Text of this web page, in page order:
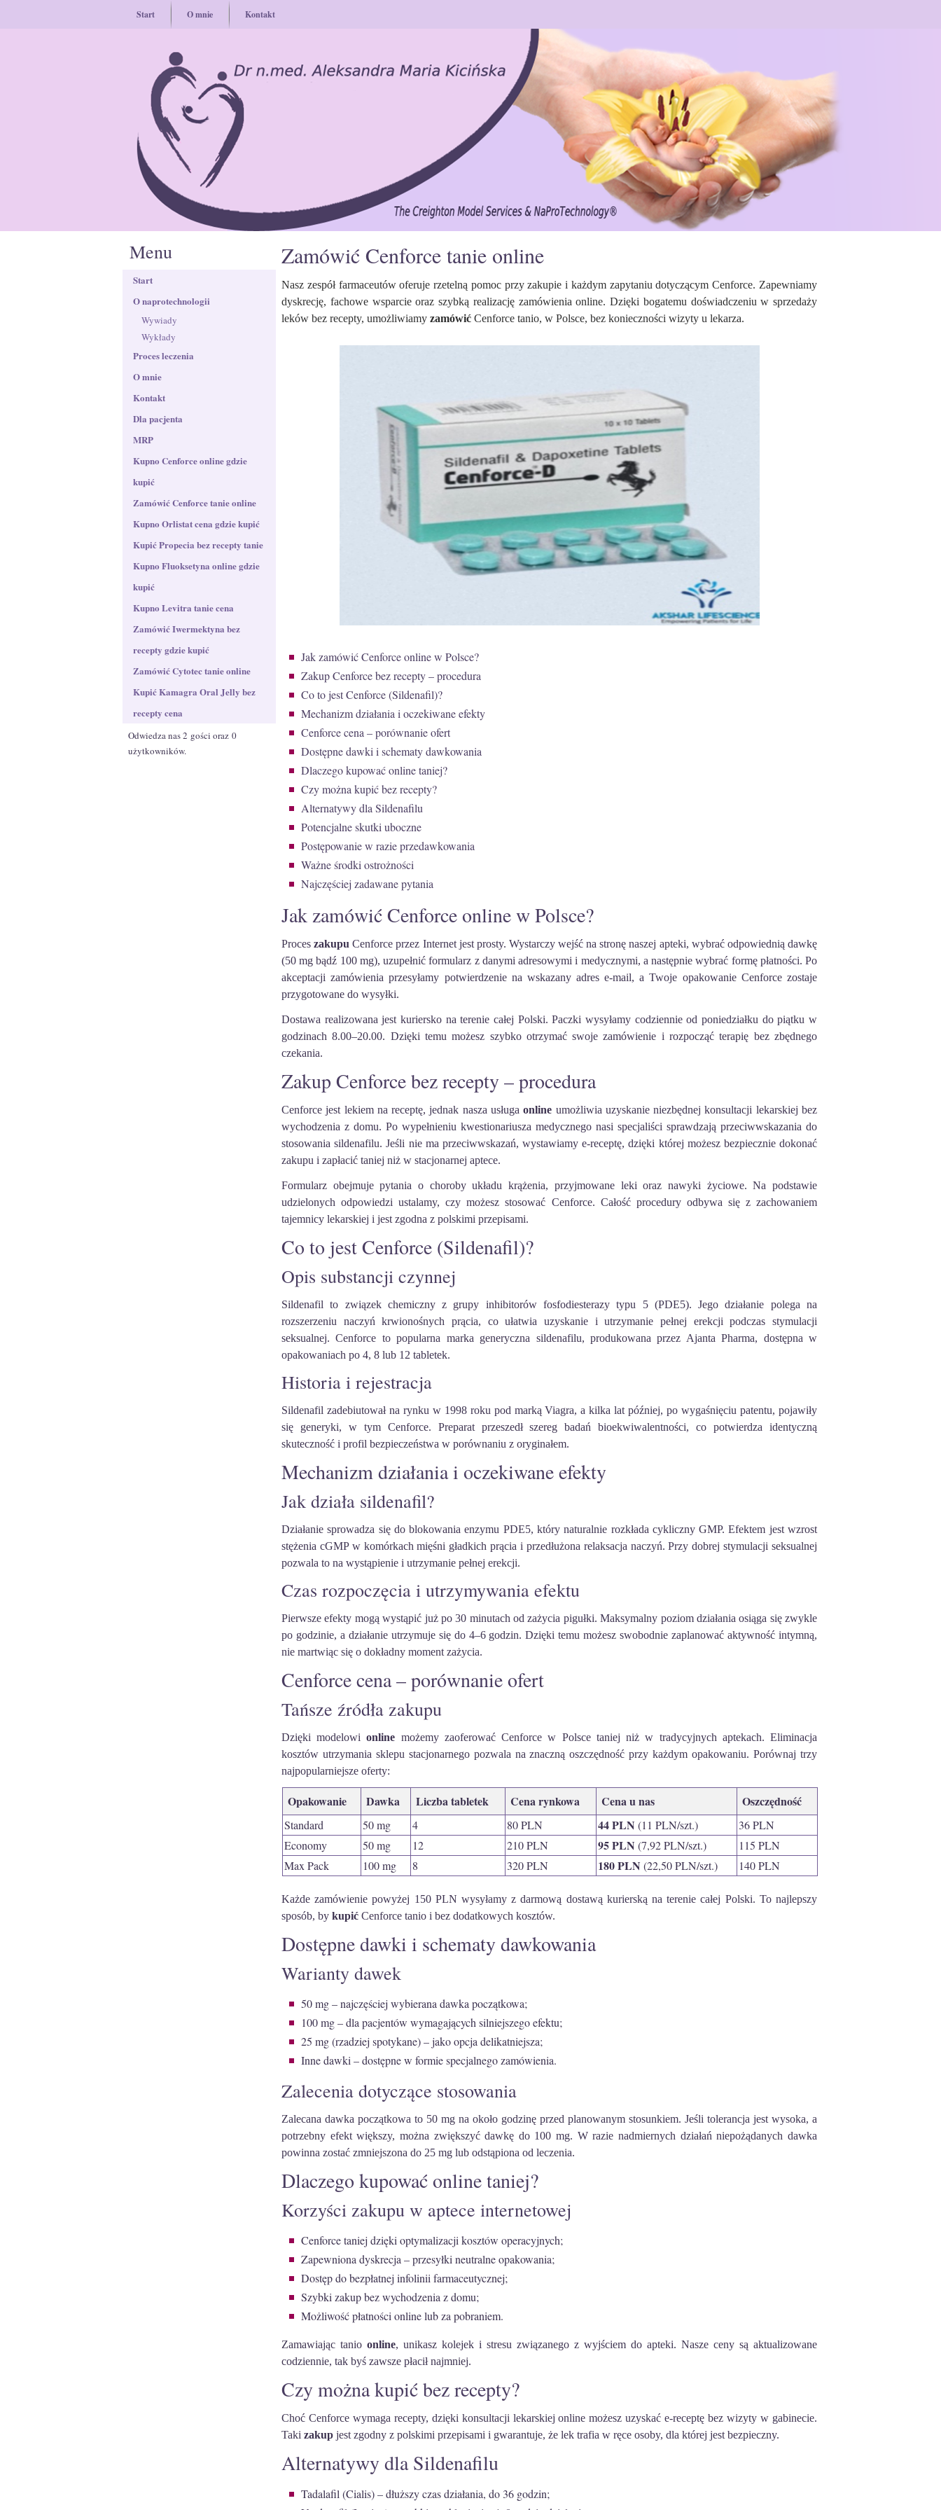
Start O mnie Kontakt
Menu
Start
O naprotechnologii
Wywiady
Wykłady
Proces leczenia
O mnie
Kontakt
Dla pacjenta
MRP
Kupno Cenforce online gdzie
kupić
Zamówić Cenforce tanie online
Kupno Orlistat cena gdzie kupić
Kupić Propecia bez recepty tanie
Kupno Fluoksetyna​ online gdzie
kupić
Kupno Levitra tanie cena
Zamówić Iwermektyna​ bez
recepty gdzie kupić
Zamówić Cytotec tanie online
Kupić Kamagra Oral Jelly bez
recepty cena
Odwiedza nas 2 gości oraz 0
użytkowników.
Zamówić Cenforce tanie online
Nasz zespół farmaceutów oferuje rzetelną pomoc przy zakupie i każdym zapytaniu dotyczącym Cenforce. Zapewniamy
dyskrecję, fachowe wsparcie oraz szybką realizację zamówienia online. Dzięki bogatemu doświadczeniu w sprzedaży
leków bez recepty, umożliwiamy zamówić Cenforce tanio, w Polsce, bez konieczności wizyty u lekarza.
Jak zamówić Cenforce online w Polsce?
Zakup Cenforce bez recepty – procedura
Co to jest Cenforce (Sildenafil)?
Mechanizm działania i oczekiwane efekty
Cenforce cena – porównanie ofert
Dostępne dawki i schematy dawkowania
Dlaczego kupować online taniej?
Czy można kupić bez recepty?
Alternatywy dla Sildena­filu
Potencjalne skutki uboczne
Postępowanie w razie przedawkowania
Ważne środki ostrożności
Najczęściej zadawane pytania
Jak zamówić Cenforce online w Polsce?
Proceszakupu Cenforce przez Internet jest prosty. Wystarczy wejść na stronę naszej apteki, wybrać odpowiednią dawkę
(50 mg bądź 100 mg), uzupełnić formularz z danymi adresowymi i medycznymi, a następnie wybrać formę płatności. Po
akceptacji zamówienia przesyłamy potwierdzenie na wskazany adres e-mail, a Twoje opakowanie Cenforce zostaje
przygotowane do wysyłki.
Dostawa realizowana jest kuriersko na terenie całej Polski. Paczki wysyłamy codziennie od poniedziałku do piątku w
godzinach 8.00–20.00. Dzięki temu możesz szybko otrzymać swoje zamówienie i rozpocząć terapię bez zbędnego
czekania.
Zakup Cenforce bez recepty – procedura
Cenforce jest lekiem na receptę, jednak nasza usługaonline umożliwia uzyskanie niezbędnej konsultacji lekarskiej bez
wychodzenia z domu. Po wypełnieniu kwestionariusza medycznego nasi specjaliści sprawdzają przeciwwskazania do
stosowania sildenafilu. Jeśli nie ma przeciwwskazań, wystawiamy e-receptę, dzięki której możesz bezpiecznie dokonać
zakupu i zapłacić taniej niż w stacjonarnej aptece.
Formularz obejmuje pytania o choroby układu krążenia, przyjmowane leki oraz nawyki życiowe. Na podstawie
udzielonych odpowiedzi ustalamy, czy możesz stosować Cenforce. Całość procedury odbywa się z zachowaniem
tajemnicy lekarskiej i jest zgodna z polskimi przepisami.
Co to jest Cenforce (Sildenafil)?
Opis substancji czynnej
Sildenafil to związek chemiczny z grupy inhibitorów fosfodiesterazy typu 5 (PDE5). Jego działanie polega na
rozszerzeniu naczyń krwionośnych prącia, co ułatwia uzyskanie i utrzymanie pełnej erekcji podczas stymulacji
seksualnej. Cenforce to popularna marka generyczna sildenafilu, produkowana przez Ajanta Pharma, dostępna w
opakowaniach po 4, 8 lub 12 tabletek.
Historia i rejestracja
Sildenafil zadebiutował na rynku w 1998 roku pod marką Viagra, a kilka lat później, po wygaśnięciu patentu, pojawiły
się generyki, w tym Cenforce. Preparat przeszedł szereg badań bioekwiwalentności, co potwierdza identyczną
skuteczność i profil bezpieczeństwa w porównaniu z oryginałem.
Mechanizm działania i oczekiwane efekty
Jak działa sildenafil?
Działanie sprowadza się do blokowania enzymu PDE5, który naturalnie rozkłada cykliczny GMP. Efektem jest wzrost
stężenia cGMP w komórkach mięśni gładkich prącia i przedłużona relaksacja naczyń. Przy dobrej stymulacji seksualnej
pozwala to na wystąpienie i utrzymanie pełnej erekcji.
Czas rozpoczęcia i utrzymywania efektu
Pierwsze efekty mogą wystąpić już po 30 minutach od zażycia pigułki. Maksymalny poziom działania osiąga się zwykle
po godzinie, a działanie utrzymuje się do 4–6 godzin. Dzięki temu możesz swobodnie zaplanować aktywność intymną,
nie martwiąc się o dokładny moment zażycia.
Cenforce cena – porównanie ofert
Tańsze źródła zakupu
Dzięki modelowionline możemy zaoferować Cenforce w Polsce taniej niż w tradycyjnych aptekach. Eliminacja
kosztów utrzymania sklepu stacjonarnego pozwala na znaczną oszczędność przy każdym opakowaniu. Porównaj trzy
najpopularniejsze oferty:
Opakowanie Dawka Liczba tabletek Cena rynkowa Cena u nas Oszczędność
Standard 50 mg 4 80 PLN 44 PLN (11 PLN/szt.)
36 PLN
Economy
50 mg 12 210 PLN 95 PLN (7,92 PLN/szt.)
115 PLN
Max Pack
100 mg 8 320 PLN 180 PLN (22,50 PLN/szt.) 140 PLN
Każde zamówienie powyżej 150 PLN wysyłamy z darmową dostawą kurierską na terenie całej Polski. To najlepszy
sposób, by kupić Cenforce tanio i bez dodatkowych kosztów.
Dostępne dawki i schematy dawkowania
Warianty dawek
50 mg – najczęściej wybierana dawka początkowa;
100 mg – dla pacjentów wymagających silniejszego efektu;
25 mg (rzadziej spotykane) – jako opcja delikatniejsza;
Inne dawki – dostępne w formie specjalnego zamówienia.
Zalecenia dotyczące stosowania
Zalecana dawka początkowa to 50 mg na około godzinę przed planowanym stosunkiem. Jeśli tolerancja jest wysoka, a
potrzebny efekt większy, można zwiększyć dawkę do 100 mg. W razie nadmiernych działań niepożądanych dawka
powinna zostać zmniejszona do 25 mg lub odstąpiona od leczenia.
Dlaczego kupować online taniej?
Korzyści zakupu w aptece internetowej
Cenforce taniej dzięki optymalizacji kosztów operacyjnych;
Zapewniona dyskrecja – przesyłki neutralne opakowania;
Dostęp do bezpłatnej infolinii farmaceutycznej;
Szybki zakup bez wychodzenia z domu;
Możliwość płatności online lub za pobraniem.
Zamawiając tanio online, unikasz kolejek i stresu związanego z wyjściem do apteki. Nasze ceny są aktualizowane
codziennie, tak byś zawsze płacił najmniej.
Czy można kupić bez recepty?
Choć Cenforce wymaga recepty, dzięki konsultacji lekarskiej online możesz uzyskać e-receptę bez wizyty w gabinecie.
Taki zakup jest zgodny z polskimi przepisami i gwarantuje, że lek trafia w ręce osoby, dla której jest bezpieczny.
Alternatywy dla Sildenafilu
Tadalafil (Cialis) – dłuższy czas działania, do 36 godzin;